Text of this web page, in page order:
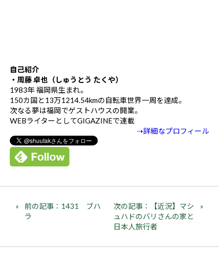
自己紹介
・周藤 卓也（しゅうとう たくや）
1983年 福岡県生まれ。
150カ国と13万1214.54kmの自転車世界一周を達成。
次なる夢は福岡でゲストハウスの開業。
WEBライターとしてGIGAZINEで連載
⇢詳細なプロフィール
前の記事：1431 ブハ
ラ
次の記事：【近況】マシ
ュハドのバリさんの家と
日本人旅行者